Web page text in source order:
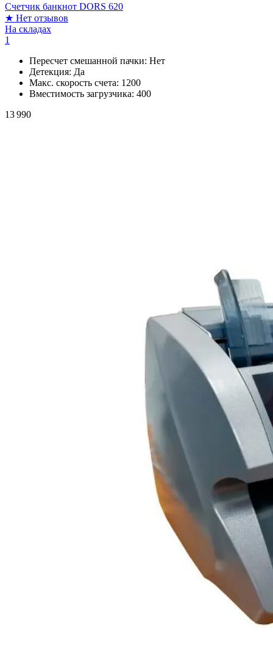
Счетчик банкнот DORS 620
★ Нет отзывов
На складах
1
Пересчет смешанной пачки: Нет
Детекция: Да
Макс. скорость счета: 1200
Вместимость загрузчика: 400
13 990